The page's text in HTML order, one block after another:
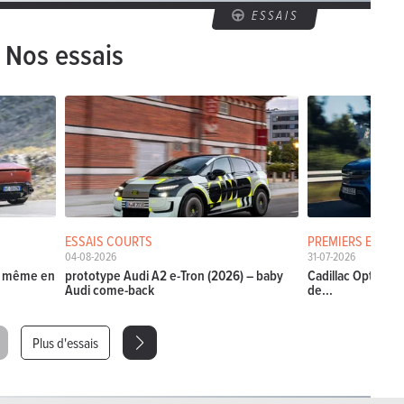
ESSAIS
Nos essais
en
ESSAIS COURTS
04-08-2026
prototype Audi A2 e-Tron (2026) – baby
Audi come-back
PREMIERS ESSAIS
31-07-2026
Cadillac Optiq
de...
Plus d'essais